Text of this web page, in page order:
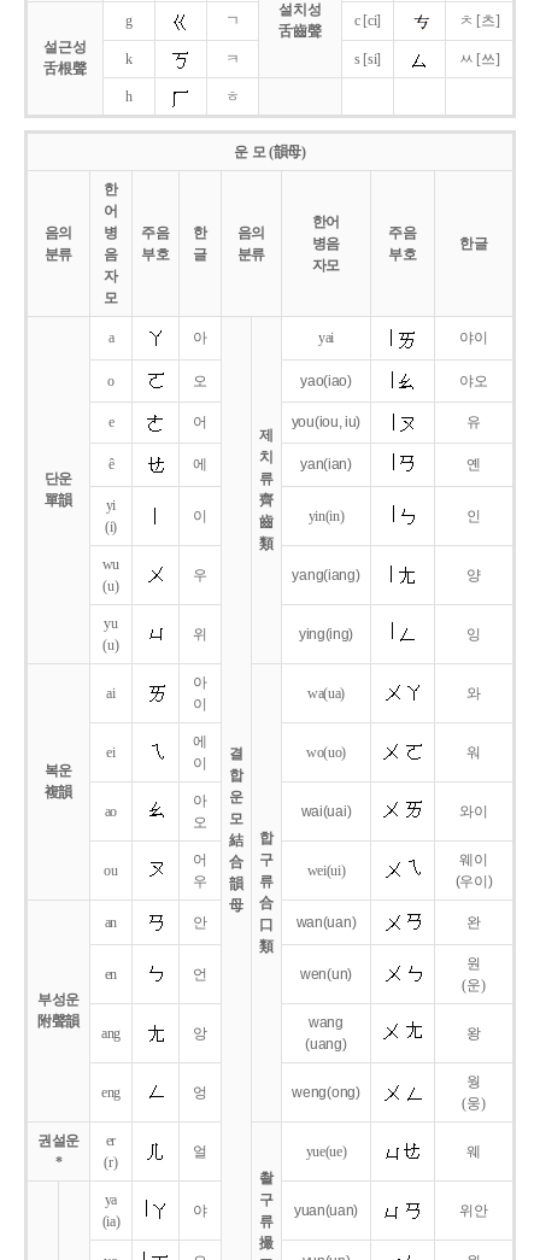
설치성
舌齒聲
설근성
舌根聲
g ㄱ c [ci] ㅊ [츠]
k ㅋ s [si] ㅆ [쓰]
h ㅎ
운 모 (韻母)
음의
분류
한
어
병
음
자
모
주음
부호
한
글
음의
분류
한어
병음
자모
주음
부호
한글
단운
單韻
a 아
결
합
운
모
結
合
韻
母
제
치
류
齊
齒
類
yai 야이
o 오 yao(iao) 야오
e 어 you(iou,iu) 유
ê 에 yan(ian) 옌
yi
(i)
이 yin(in) 인
wu
(u)
우 yang(iang) 양
yu
(u)
위 ying(ing) 잉
복운
複韻
ai
아
이
합
구
류
合
口
類
wa(ua) 와
ei
에
이
wo(uo) 워
ao
아
오
wai(uai) 와이
ou
어
우
wei(ui)
웨이
(우이)
부성운
附聲韻
an 안 wan(uan) 완
en 언 wen(un)
원
(운)
ang 앙
wang
(uang)
왕
eng 엉 weng(ong)
웡
(웅)
권설운
*
er
(r)
얼
촬
구
류
撮
yue(ue) 웨
ya
(ia)
야 yuan(uan) 위안